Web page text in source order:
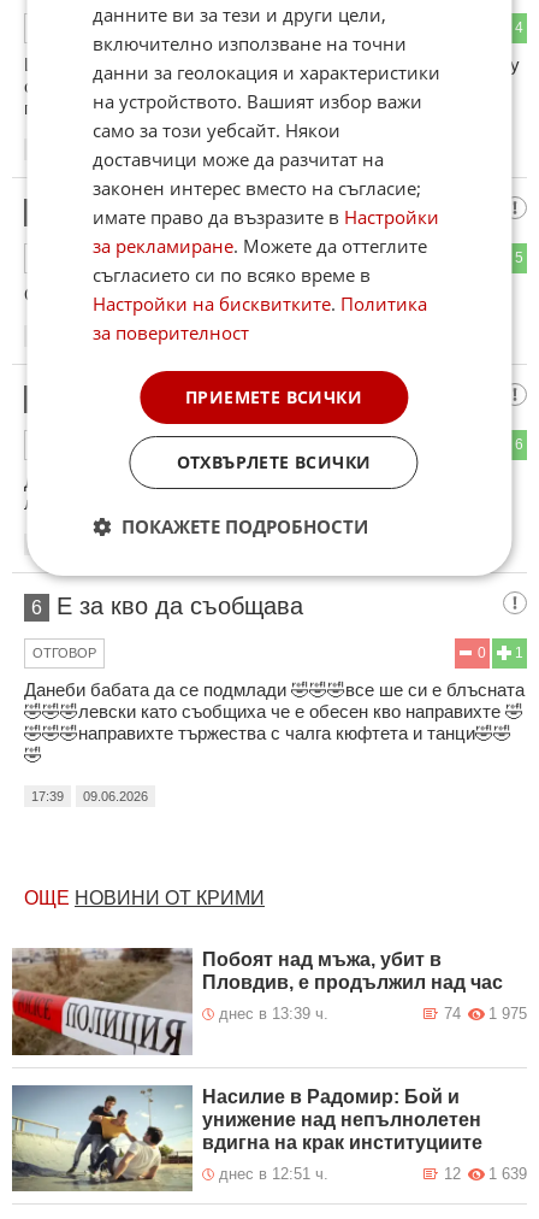
4
ОТГОВОР
Ще го отнесе заради алкохола. Можеше и много леко да му
се размине, но 0.57 и блъснал пешеходец няма да има
прошка
Е този сега от кои е бил
5
ОТГОВОР
Оригинален или балкански сиган
09.06.2026
🇧🇬БАЙ Х@Й‼️
6
Да беше искал и кръвна проба. За половин час тичане до
лаборатория щеше да слезе под 0.5 ❗
6 Е за кво да съобщава
1
0
ОТГОВОР
Данеби бабата да се подмлади 🤣🤣🤣все ше си е блъсната
🤣🤣🤣левски като съобщиха че е обесен кво направихте 🤣
🤣🤣🤣направихте тържества с чалга кюфтета и танци🤣🤣
🤣
17:39 09.06.2026
ОЩЕ НОВИНИ ОТ КРИМИ
Побоят над мъжа, убит в
Пловдив, е продължил над час
днес в 13:39 ч. 1 975
74
Насилие в Радомир: Бой и
унижение над непълнолетен
вдигна на крак институциите
днес в 12:51 ч. 1 639
12
данните ви за тези и други цели,
включително използване на точни
данни за геолокация и характеристики
на устройството. Вашият избор важи
само за този уебсайт. Някои
доставчици може да разчитат на
законен интерес вместо на съгласие;
имате право да възразите в Настройки
за рекламиране. Можете да оттеглите
съгласието си по всяко време в
Настройки на бисквитките. Политика
за поверителност
ПРИЕМЕТЕ ВСИЧКИ
ОТХВЪРЛЕТЕ ВСИЧКИ
ПОКАЖЕТЕ ПОДРОБНОСТИ